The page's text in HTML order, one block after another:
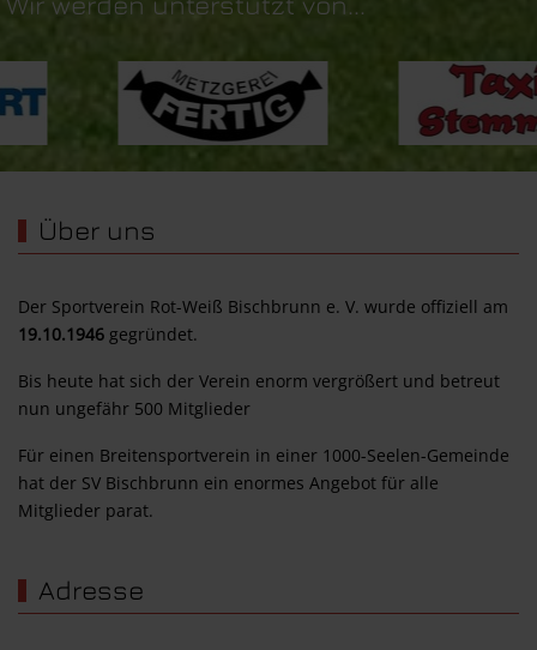
Über uns
Der Sportverein Rot-Weiß Bischbrunn e. V. wurde offiziell am
19.10.1946 gegründet.
Bis heute hat sich der Verein enorm vergrößert und betreut
nun ungefähr 500 Mitglieder
Für einen Breitensportverein in einer 1000-Seelen-Gemeinde
hat der SV Bischbrunn ein enormes Angebot für alle
Mitglieder parat.
Adresse